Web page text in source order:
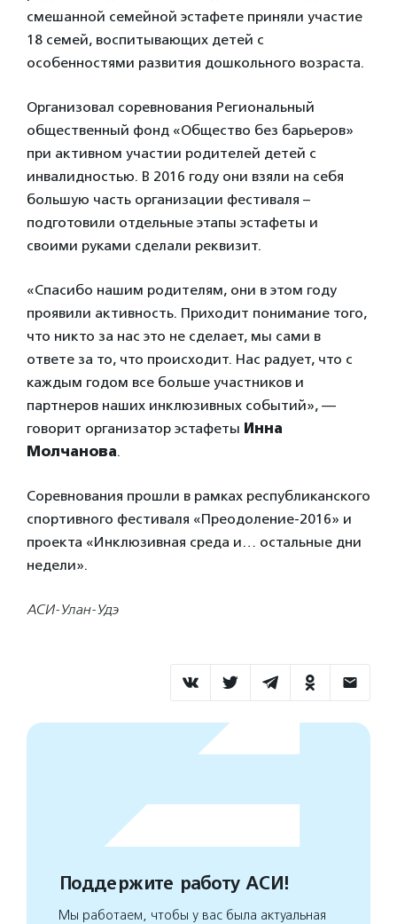
смешанной семейной эстафете приняли участие
18 семей, воспитывающих детей с
особенностями развития дошкольного возраста.
Организовал соревнования Региональный
общественный фонд «Общество без барьеров»
при активном участии родителей детей с
инвалидностью. В 2016 году они взяли на себя
большую часть организации фестиваля –
подготовили отдельные этапы эстафеты и
своими руками сделали реквизит.
«Спасибо нашим родителям, они в этом году
проявили активность. Приходит понимание того,
что никто за нас это не сделает, мы сами в
ответе за то, что происходит. Нас радует, что с
каждым годом все больше участников и
партнеров наших инклюзивных событий», —
говорит организатор эстафеты Инна
Молчанова.
Соревнования прошли в рамках республиканского
спортивного фестиваля «Преодоление-2016» и
проекта «Инклюзивная среда и… остальные дни
недели».
АСИ-Улан-Удэ
Поддержите работу АСИ!
Мы работаем, чтобы у вас была актуальная